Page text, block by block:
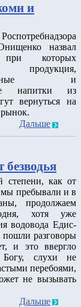
и
назвал
при которых
продукция,
и
напитки из
вернуться на
Дальше
степени, как от
пребывали и в
продолжаем
хотя уже
водовода Едис-
пошли разговоры
и это ввергло
слухи не
перебоями,
не вызывать
Дальше